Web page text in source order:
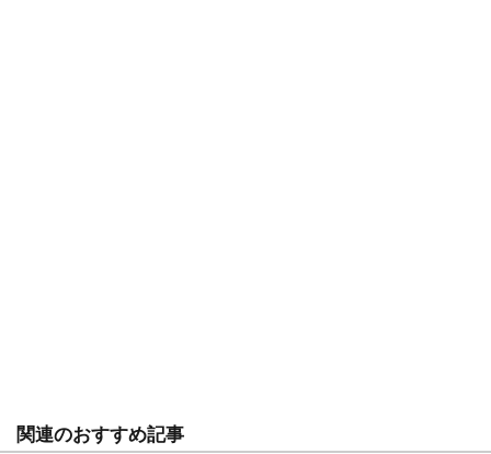
関連のおすすめ記事